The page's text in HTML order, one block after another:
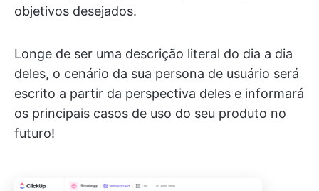
objetivos desejados.
Longe de ser uma descrição literal do dia a dia
deles, o cenário da sua persona de usuário será
escrito a partir da perspectiva deles e informará
os principais casos de uso do seu produto no
futuro!